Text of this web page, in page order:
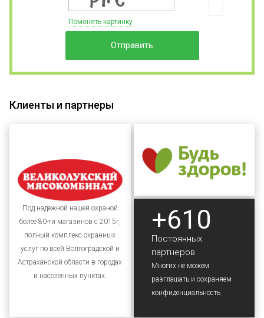
Поменять картинку
Отправить
Клиенты и партнеры
Под надежной нашей охраной
более 80-ти магазинов с 2015г,
полный комплекс охранных
услуг по всей Волгоградской и
Астраханской области в городах
и населенных пунктах.
+610
Постоянных
партнеров
Многих не можем
разглашать и сохраняем
конфиденциальность